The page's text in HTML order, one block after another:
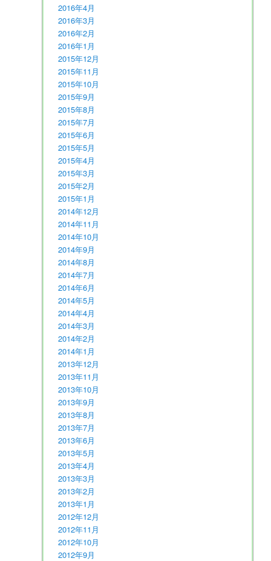
2016年4月
2016年3月
2016年2月
2016年1月
2015年12月
2015年11月
2015年10月
2015年9月
2015年8月
2015年7月
2015年6月
2015年5月
2015年4月
2015年3月
2015年2月
2015年1月
2014年12月
2014年11月
2014年10月
2014年9月
2014年8月
2014年7月
2014年6月
2014年5月
2014年4月
2014年3月
2014年2月
2014年1月
2013年12月
2013年11月
2013年10月
2013年9月
2013年8月
2013年7月
2013年6月
2013年5月
2013年4月
2013年3月
2013年2月
2013年1月
2012年12月
2012年11月
2012年10月
2012年9月